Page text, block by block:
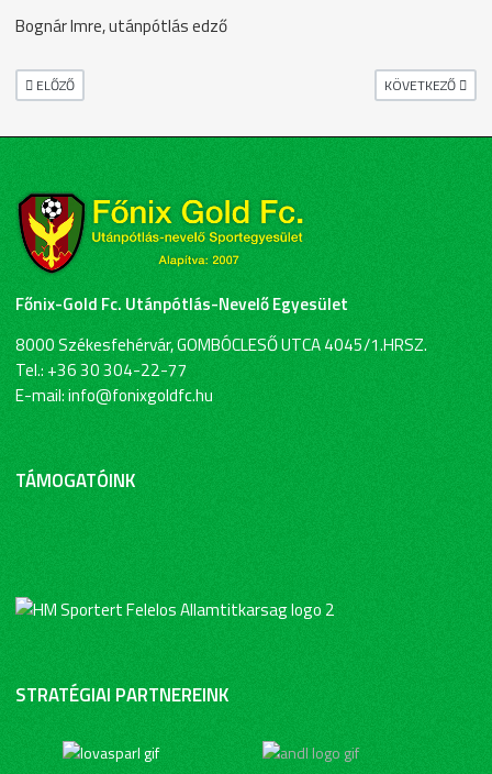
Bognár Imre, utánpótlás edző
ELŐZŐ CIKK: FŐNIX U14 - VESZPRÉM
ELŐZŐ KÖVETKEZŐ
KÖVETKEZŐ
Főnix-Gold Fc. Utánpótlás-Nevelő Egyesület
8000 Székesfehérvár, GOMBÓCLESŐ UTCA 4045/1.HRSZ.
Tel.: +36 30 304-22-77
E-mail: info@fonixgoldfc.hu
TÁMOGATÓINK
STRATÉGIAI PARTNEREINK